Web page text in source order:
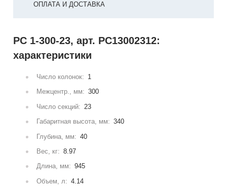
ОПЛАТА И ДОСТАВКА
РС 1-300-23, арт. РС13002312:
характеристики
Число колонок: 1
Межцентр., мм: 300
Число секций: 23
Габаритная высота, мм: 340
Глубина, мм: 40
Вес, кг: 8.97
Длина, мм: 945
Объем, л: 4.14